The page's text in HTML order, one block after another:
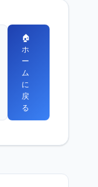
🏠
ホ
ー
ム
に
戻
る